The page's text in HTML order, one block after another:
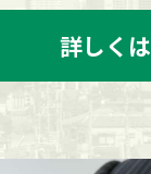
詳しく